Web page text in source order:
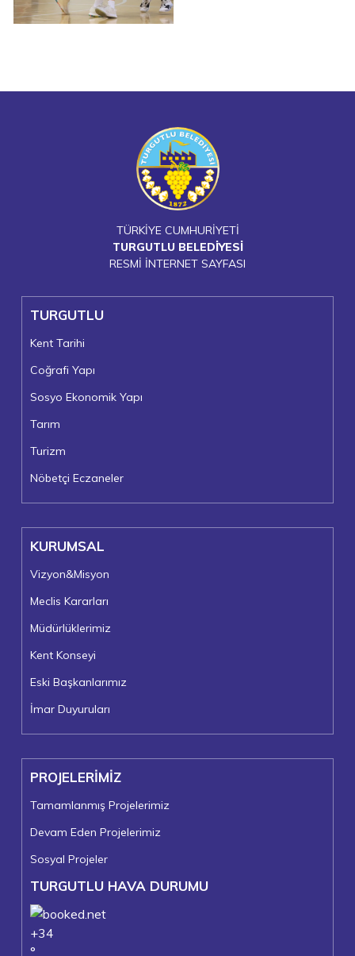
TÜRKİYE CUMHURİYETİ
TURGUTLU BELEDİYESİ
RESMİ İNTERNET SAYFASI
TURGUTLU
Kent Tarihi
Coğrafi Yapı
Sosyo Ekonomik Yapı
Tarım
Turizm
Nöbetçi Eczaneler
KURUMSAL
Vizyon&Misyon
Meclis Kararları
Müdürlüklerimiz
Kent Konseyi
Eski Başkanlarımız
İmar Duyuruları
PROJELERİMİZ
Tamamlanmış Projelerimiz
Devam Eden Projelerimiz
Sosyal Projeler
TURGUTLU HAVA DURUMU
+34
°